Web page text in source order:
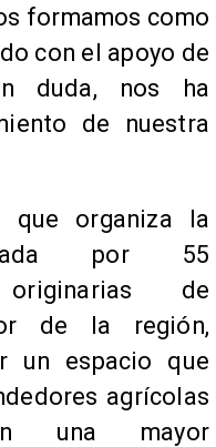
formamos como
con el apoyo de
duda, nos ha
de nuestra
que organiza la
por 55
originarias de
de la región,
un espacio que
agrícolas
una mayor